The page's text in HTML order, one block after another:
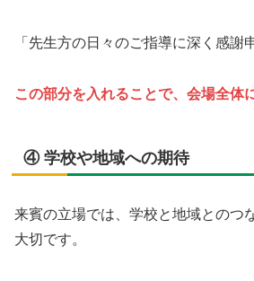
「先生方の日々のご指導に深く感謝
この部分を入れることで、会場全体
④ 学校や地域への期待
来賓の立場では、学校と地域とのつ
大切です。